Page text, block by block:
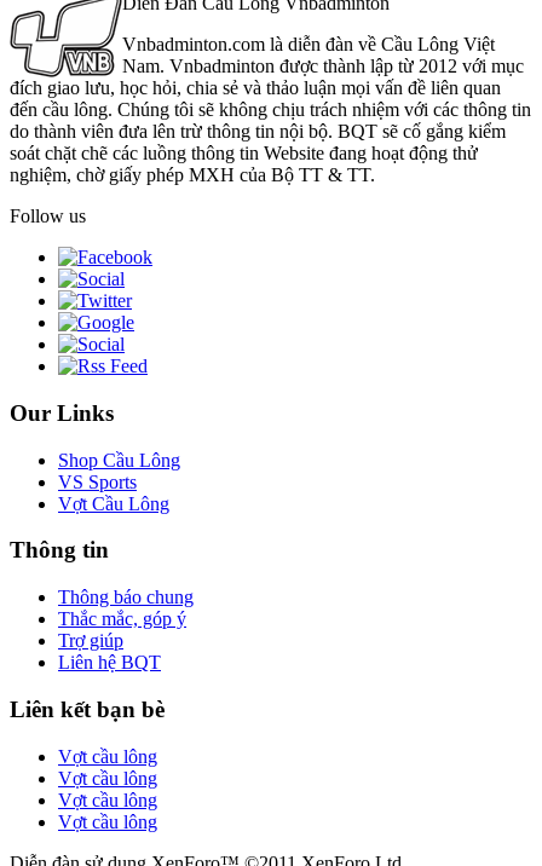
Vnbadminton.com là diễn đàn về Cầu Lông Việt
Nam. Vnbadminton được thành lập từ 2012 với mục
đích giao lưu, học hỏi, chia sẻ và thảo luận mọi vấn đề liên quan
đến cầu lông. Chúng tôi sẽ không chịu trách nhiệm với các thông tin
do thành viên đưa lên trừ thông tin nội bộ. BQT sẽ cố gắng kiểm
soát chặt chẽ các luồng thông tin Website đang hoạt động thử
nghiệm, chờ giấy phép MXH của Bộ TT & TT.
Follow us
Our Links
Shop Cầu Lông
VS Sports
Vợt Cầu Lông
Thông tin
Thông báo chung
Thắc mắc, góp ý
Trợ giúp
Liên hệ BQT
Liên kết bạn bè
Vợt cầu lông
Vợt cầu lông
Vợt cầu lông
Vợt cầu lông